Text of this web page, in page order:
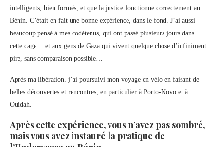
intelligents, bien formés, et que la justice fonctionne correctement au
Bénin. C’était en fait une bonne expérience, dans le fond. J’ai aussi
beaucoup pensé à mes codétenus, qui ont passé plusieurs jours dans
cette cage… et aux gens de Gaza qui vivent quelque chose d’infiniment
pire, sans comparaison possible…
Après ma libération, j’ai poursuivi mon voyage en vélo en faisant de
belles découvertes et rencontres, en particulier à Porto-Novo et à
Ouidah.
Après cette expérience, vous n’avez pas sombré,
mais vous avez instauré la pratique de